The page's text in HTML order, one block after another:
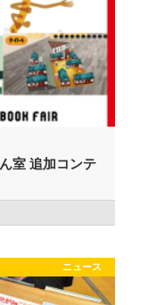
室 追加コンテ
ニュース